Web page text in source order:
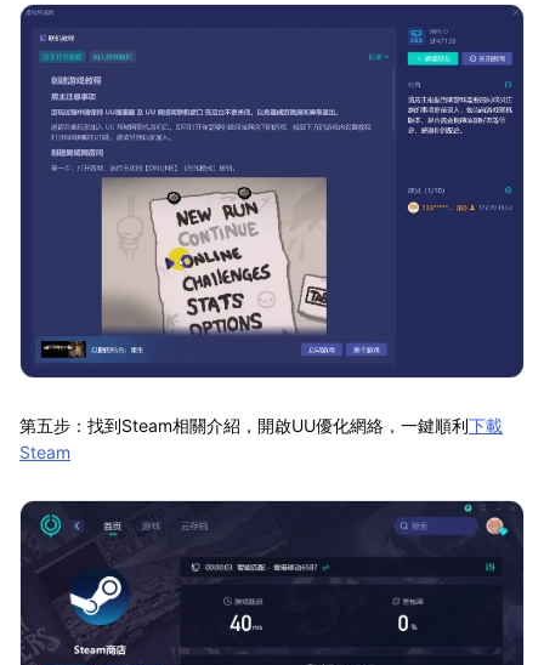
第五步：找到Steam相關介紹，開啟UU優化網絡，一鍵順利下載
Steam